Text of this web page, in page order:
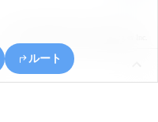
ルート